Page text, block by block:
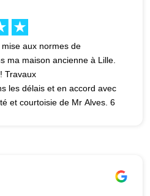
aux normes de
ma maison ancienne à Lille.
Travaux
les délais et en accord avec
et courtoisie de Mr Alves. 6